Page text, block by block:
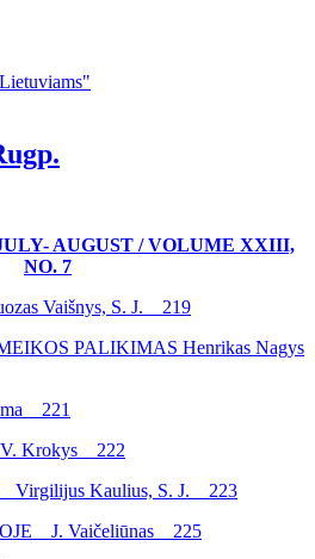
AUGUST / VOLUME XXIII,
NO. 7
Vaišnys, S. J. 219
PALIKIMAS Henrikas Nagys
221
Krokys 222
Kaulius, S. J. 223
J. Vaičeliūnas 225